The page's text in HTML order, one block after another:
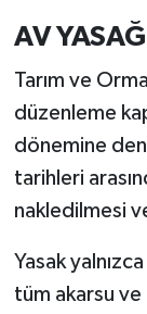
AV
Tarım ve
düzenleme
dönemine
tarihleri
nakledilmesi
Yasak
tüm akarsu ve